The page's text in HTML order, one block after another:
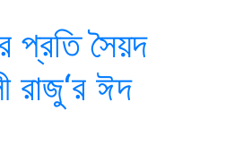
প্রতি সৈয়দ
ঈদ